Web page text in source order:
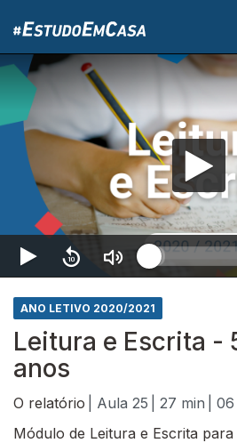
ANO LETIVO 2020/2021
Leitura e Escrita -
anos
O relatório | Aula 25 | 27 min
|
Módulo de Leitura e Escrita para